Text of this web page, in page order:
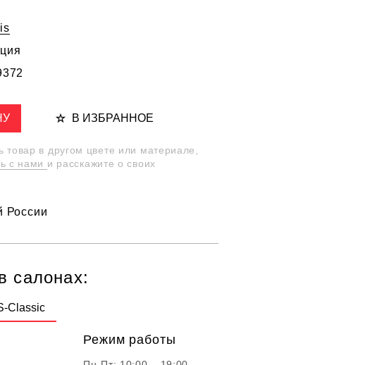
В ИЗБРАННОЕ
товар в другом цвете или материале,
с нами и расскажите о своих
России
салонах:
Classic
Режим работы